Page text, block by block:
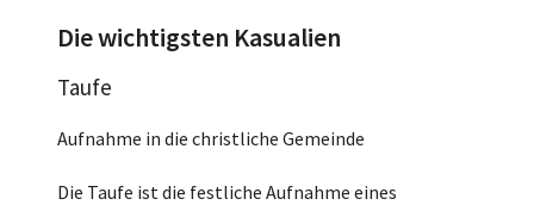
Die wichtigsten Kasualien
Taufe
Aufnahme in die christliche Gemeinde
Die Taufe ist die festliche Aufnahme eines